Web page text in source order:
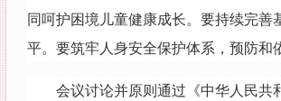
同呵护困境儿童健康成长。要持续完
平。要筑牢人身安全保护体系，预防
会议讨论并原则通过《中华人民共